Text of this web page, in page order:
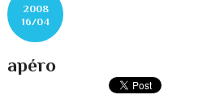
2008
16/04
apéro